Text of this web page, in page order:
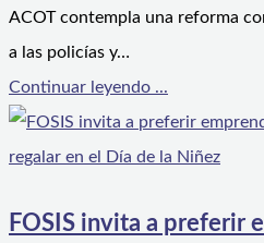
ACOT contempla una reforma
a las policías y…
Continuar leyendo ...
FOSIS invita a preferir